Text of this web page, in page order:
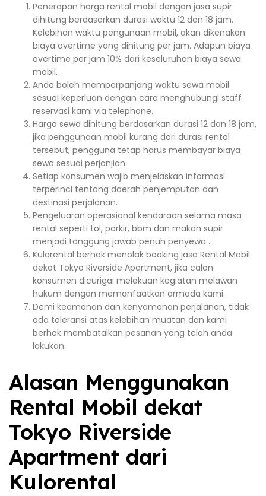
Penerapan harga rental mobil dengan jasa supir
dihitung berdasarkan durasi waktu 12 dan 18 jam.
Kelebihan waktu pengunaan mobil, akan dikenakan
biaya overtime yang dihitung per jam. Adapun biaya
overtime per jam 10% dari keseluruhan biaya sewa
mobil.
Anda boleh memperpanjang waktu sewa mobil
sesuai keperluan dengan cara menghubungi staff
reservasi kami via telephone.
Harga sewa dihitung berdasarkan durasi 12 dan 18 jam,
jika penggunaan mobil kurang dari durasi rental
tersebut, pengguna tetap harus membayar biaya
sewa sesuai perjanjian.
Setiap konsumen wajib menjelaskan informasi
terperinci tentang daerah penjemputan dan
destinasi perjalanan.
Pengeluaran operasional kendaraan selama masa
rental seperti tol, parkir, bbm dan makan supir
menjadi tanggung jawab penuh penyewa .
Kulorental berhak menolak booking jasa Rental Mobil
dekat Tokyo Riverside Apartment, jika calon
konsumen dicurigai melakuan kegiatan melawan
hukum dengan memanfaatkan armada kami.
Demi keamanan dan kenyamanan perjalanan, tidak
ada toleransi atas kelebihan muatan dan kami
berhak membatalkan pesanan yang telah anda
lakukan.
Alasan Menggunakan
Rental Mobil dekat
Tokyo Riverside
Apartment dari
Kulorental